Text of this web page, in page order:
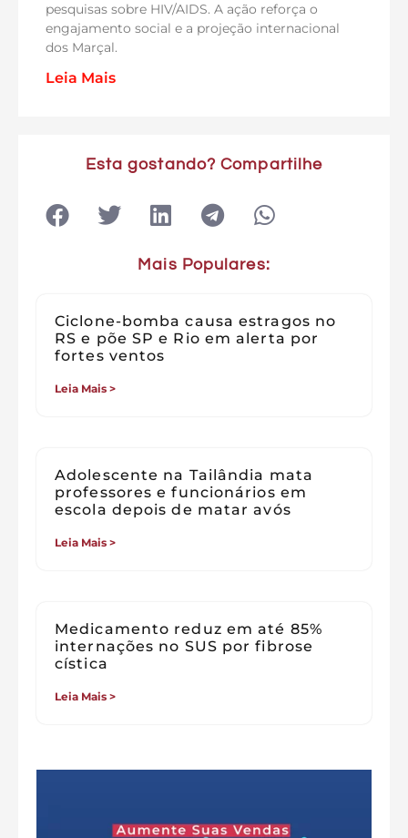
pesquisas sobre HIV/AIDS. A ação reforça o
engajamento social e a projeção internacional
dos Marçal.
Leia Mais
Esta gostando? Compartilhe
Mais Populares:
Ciclone-bomba causa estragos no
RS e põe SP e Rio em alerta por
fortes ventos
Leia Mais >
Adolescente na Tailândia mata
professores e funcionários em
escola depois de matar avós
Leia Mais >
Medicamento reduz em até 85%
internações no SUS por fibrose
cística
Leia Mais >